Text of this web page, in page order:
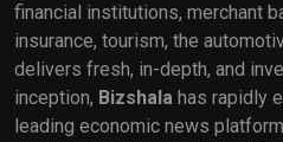
financial institutions, merchant
insurance, tourism, the
delivers fresh, in-depth, and
inception, Bizshala has rapidly
leading economic news